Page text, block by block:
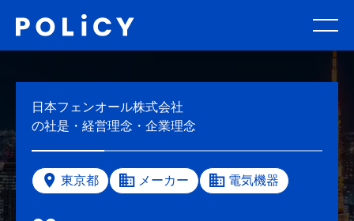
日本フェンオール株式会社
の社是・経営理念・企業理念
東京都 メーカー 電気機器